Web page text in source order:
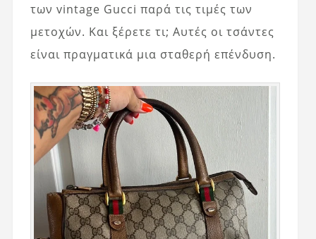
των vintage Gucci παρά τις τιμές των
μετοχών. Και ξέρετε τι; Αυτές οι τσάντες
είναι πραγματικά μια σταθερή επένδυση.